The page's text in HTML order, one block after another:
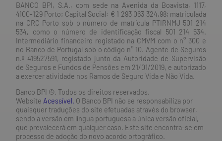
BANCO BPI, S.A., com sede na Avenida da Boavista, 1117,
4100-129 Porto; Capital Social: € 1 293 063 324,98; matriculada
na CRC Porto sob o número de matrícula PTIRNMJ 501 214
534, como o número de identificação fiscal 501 214 534.
Intermediário financeiro registado na CMVM com o n° 300 e
no Banco de Portugal sob o código n° 10. Agente de Seguros
n.º 419527591, registado junto da Autoridade de Supervisão
de Seguros e Fundos de Pensões em 21/01/2019, e autorizado
a exercer atividade nos Ramos de Seguro Vida e Não Vida.
Banco BPI ©. Todos os direitos reservados.
Website Acessível. O Banco BPI não se responsabiliza por
quaisquer traduções do site efetuadas através do browser,
sendo a versão em língua portuguesa a única versão oficial,
que prevalecerá em qualquer caso. Este site encontra-se em
processo de adoção do novo acordo ortográfico.